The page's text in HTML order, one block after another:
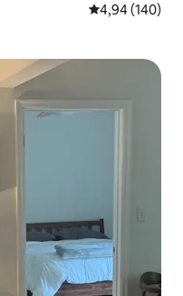
4,94 de uma
4,94 (140)